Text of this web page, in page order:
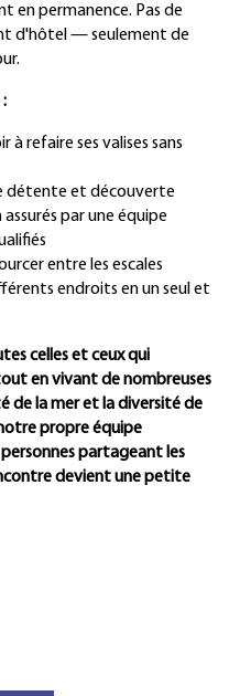
en permanence. Pas de
d'hôtel — seulement de
à refaire ses valises sans
détente et découverte
par une équipe
entre les escales
endroits en un seul et
celles et ceux qui
en vivant de nombreuses
de la mer et la diversité de
propre équipe
partageant les
devient une petite